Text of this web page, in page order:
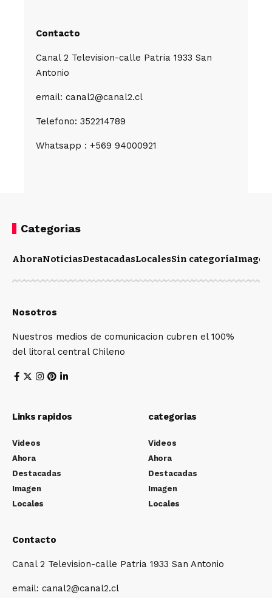
Contacto
Canal 2 Television-calle Patria 1933 San
Antonio
email: canal2@canal2.cl
Telefono: 352214789
Whatsapp : +569 94000921
Categorias
AhoraNoticiasDestacadasLocalesSin categoríaImagen
Nosotros
Nuestros medios de comunicacion cubren el 100%
del litoral central Chileno
Links rapidos
Videos
Ahora
Destacadas
Imagen
Locales
categorias
Videos
Ahora
Destacadas
Imagen
Locales
Contacto
Canal 2 Television-calle Patria 1933 San Antonio
email: canal2@canal2.cl